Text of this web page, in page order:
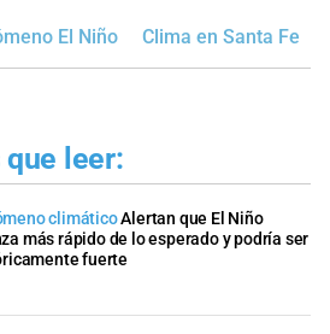
El Niño Clima en Santa Fe
leer:
climáticoAlertan que El Niño
más rápido de lo esperado y podría ser
fuerte